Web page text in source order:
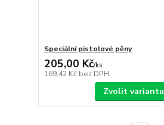
Speciální pistolové pěny
205,00 Kč/ks
169,42 Kč bez DPH
Zvolit variantu